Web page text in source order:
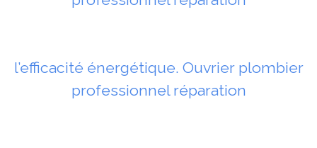
l’efficacité énergétique. Ouvrier plombier
professionnel réparation